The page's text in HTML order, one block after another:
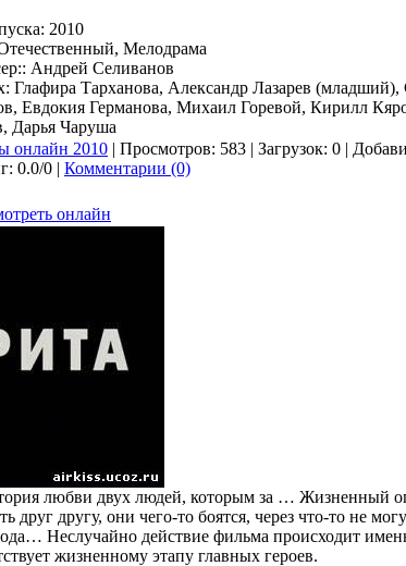
2010
Мелодрама
Андрей Селиванов
Глафира Тарханова, Александр Лазарев
Евдокия Германова, Михаил Горевой, Кирилл
Дарья Чаруша
онлайн 2010 | Просмотров: 583 | Загрузок: 0 |
0.0/0 | Комментарии (0)
онлайн
любви двух людей, которым за … Жизненный
друг другу, они чего-то боятся, через что-то не
Неслучайно действие фильма происходит
жизненному этапу главных героев.